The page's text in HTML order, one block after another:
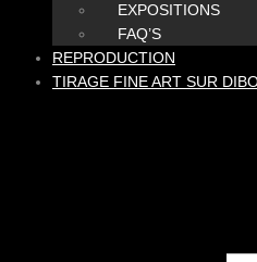
EXPOSITIONS
FAQ’S
REPRODUCTION
TIRAGE FINE ART SUR